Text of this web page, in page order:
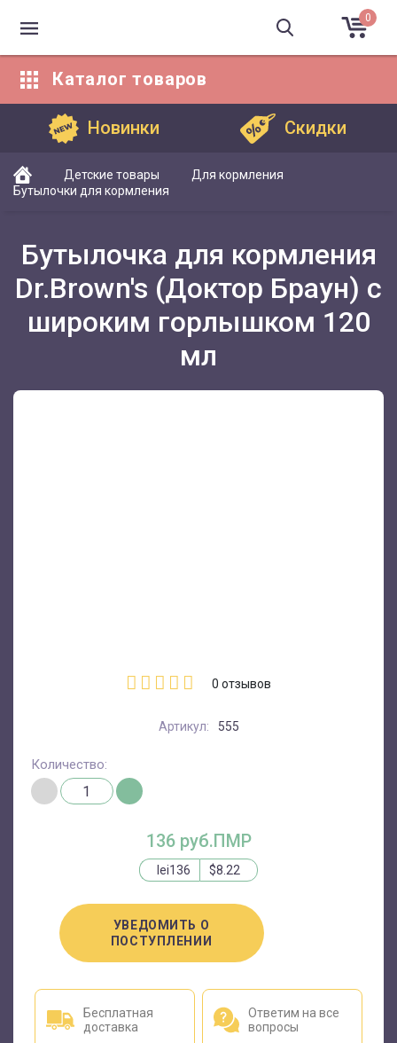
0
Каталог товаров
Новинки Скидки
Детские товары
Для кормления
Бутылочки для кормления
Бутылочка для кормления
Dr.Brown's (Доктор Браун) c
широким горлышком 120
мл
0 отзывов
Артикул: 555
136 руб.ПМР
lei136 $8.22
УВЕДОМИТЬ О
ПОСТУПЛЕНИИ
Количество:
Бесплатная
доставка
Ответим на все
вопросы